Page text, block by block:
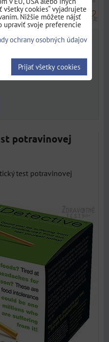
potravinovej
test potravinovej
všetky cookies“ vyjadrujete
Nižšie môžete nájsť
upraviť svoje preferencie
ochrany osobných údajov
Prijať všetky cookies